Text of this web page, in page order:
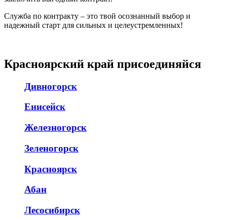
Служба по контракту – это твой осознанный выбор и
надежный старт для сильных и целеустремленных!
Красноярский край присоединяйся
Дивногорск
Енисейск
Железногорск
Зеленогорск
Красноярск
Абан
Лесосибирск